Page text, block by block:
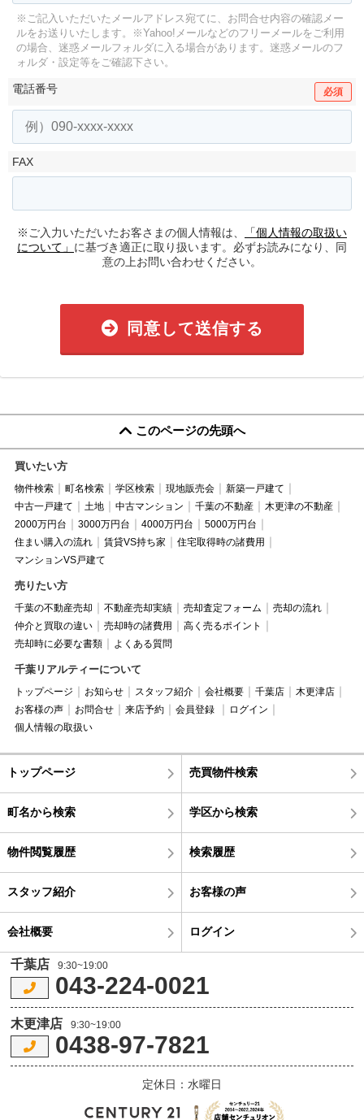
※ご記入いただいたメールアドレス宛てに、お問合せ内容の確認メー
ルをお送りいたします。
※Yahoo!メールなどのフリーメールをご利用
の場合、迷惑メールフォルダに入る場合があります。 迷惑メールのフ
ォルダ・設定等をご確認下さい。
電話番号 必須
FAX
※ご入力いただいたお客さまの個人情報は、
「個人情報の取扱い
について」 に基づき適正に取り扱います。必ずお読みになり、同
意の上お問い合わせください。
同意して送信する
このページの先頭へ
買いたい方
物件検索 町名検索 学区検索 現地販売会
新築一戸建て
中古一戸建て
土地 中古マンション 千葉の不動産
木更津の不動産
2000万円台
3000万円台 4000万円台
5000万円台
住まい購入の流れ
賃貸VS持ち家
住宅取得時の諸費用
マンションVS戸建て
売りたい方
千葉の不動産売却 不動産売却実績 売却査定フォーム
売却の流れ
仲介と買取の違い
売却時の諸費用
高く売るポイント
売却時に必要な書類
よくある質問
千葉リアルティーについて
トップページ お知らせ スタッフ紹介 会社概要 千葉店
木更津店
お客様の声
お問合せ 来店予約 会員登録
ログイン
個人情報の取扱い
トップページ 売買物件検索
町名から検索 学区から検索
物件閲覧履歴 検索履歴
スタッフ紹介 お客様の声
会社概要 ログイン
千葉店 9:30~19:00
043-224-0021
木更津店 9:30~19:00
0438-97-7821
定休日：水曜日